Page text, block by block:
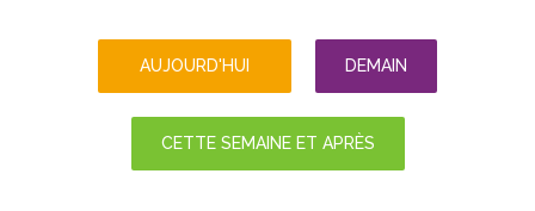
AUJOURD'HUI DEMAIN
CETTE SEMAINE ET APRÈS